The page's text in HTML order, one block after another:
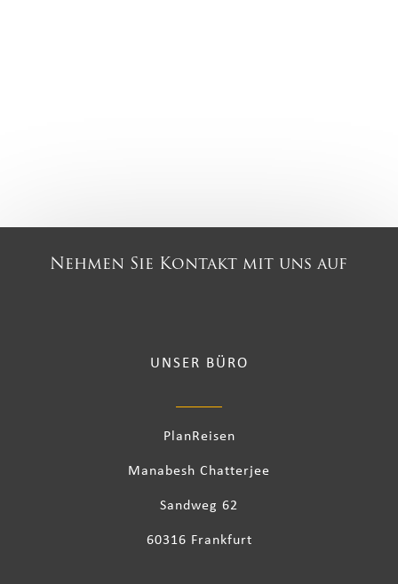
Nehmen Sie Kontakt mit uns auf
UNSER BÜRO
PlanReisen
Manabesh Chatterjee
Sandweg 62
60316 Frankfurt